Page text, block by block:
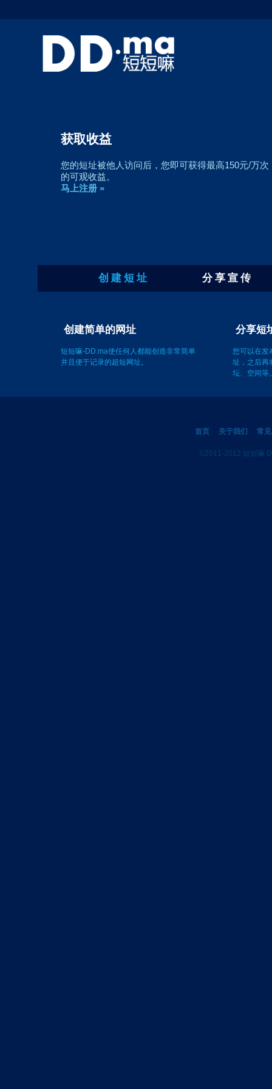
获取收益
您的短址被他人访问后，您即可获得最高150元/万次
的可观收益。
马上注册 »
创 建 短 址 分 享 宣 传
创建简单的网址
您可以在发
首页 关于我们 常